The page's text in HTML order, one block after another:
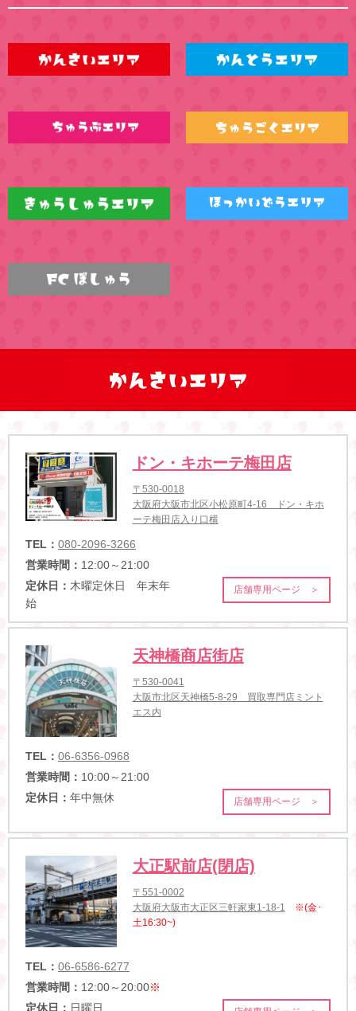
ドン・キホーテ梅田店
〒530-0018
大阪府大阪市北区小松原町4-16 ドン・キホ
ーテ梅田店入り口横
TEL： 080-2096-3266
営業時間： 12:00～21:00
定休日： 木曜定休日 年末年
始
店舗専用ページ ＞
天神橋商店街店
〒530-0041
大阪市北区天神橋5-8-29 買取専門店ミント
エス内
TEL： 06-6356-0968
営業時間： 10:00～21:00
定休日： 年中無休 店舗専用ページ ＞
大正駅前店(閉店)
〒551-0002
大阪府大阪市大正区三軒家東1-18-1
※(金･
土16:30~)
TEL： 06-6586-6277
営業時間： 12:00～20:00※
定休日： 日曜日